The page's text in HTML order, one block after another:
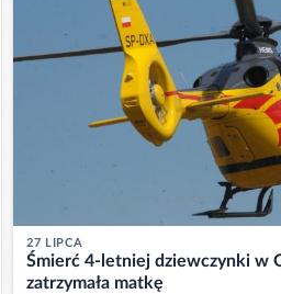
27 LIPCA
Śmierć 4-letniej dziewczynki w
zatrzymała matkę